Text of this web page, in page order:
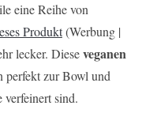
eine Reihe von
Produkt(Werbung |
lecker. Dieseveganen
perfekt zur Bowl und
sind.